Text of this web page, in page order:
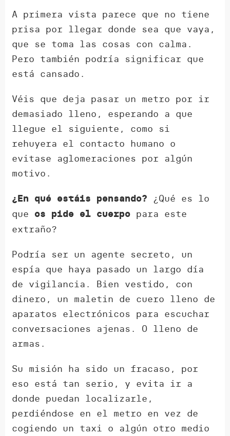
A primera vista parece que no tiene
prisa por llegar donde sea que vaya,
que se toma las cosas con calma.
Pero también podría significar que
está cansado.
Véis que deja pasar un metro por ir
demasiado lleno, esperando a que
llegue el siguiente, como si
rehuyera el contacto humano o
evitase aglomeraciones por algún
motivo.
¿En qué estáis pensando? ¿Qué es lo
que os pide el cuerpo para este
extraño?
Podría ser un agente secreto, un
espía que haya pasado un largo día
de vigilancia. Bien vestido, con
dinero, un maletin de cuero lleno de
aparatos electrónicos para escuchar
conversaciones ajenas. O lleno de
armas.
Su misión ha sido un fracaso, por
eso está tan serio, y evita ir a
donde puedan localizarle,
perdiéndose en el metro en vez de
cogiendo un taxi o algún otro medio